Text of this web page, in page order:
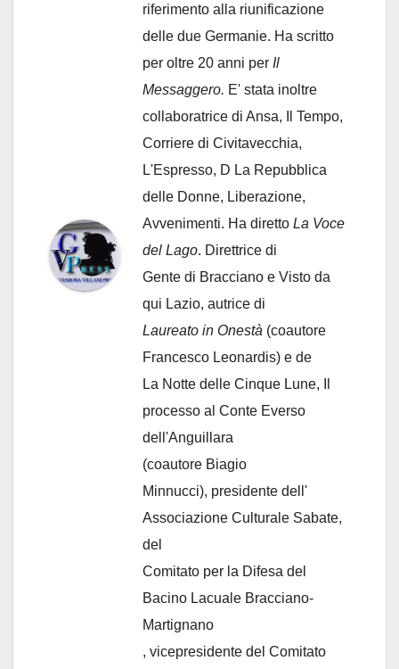
riferimento alla riunificazione
delle due Germanie. Ha scritto
per oltre 20 anni per Il
Messaggero. E' stata inoltre
collaboratrice di Ansa, Il Tempo,
Corriere di Civitavecchia,
L'Espresso, D La Repubblica
delle Donne, Liberazione,
Avvenimenti. Ha diretto La Voce
del Lago. Direttrice di
Gente di Bracciano e Visto da
qui Lazio, autrice di
Laureato in Onestà (coautore
Francesco Leonardis) e de
La Notte delle Cinque Lune, Il
processo al Conte Everso
dell'Anguillara
(coautore Biagio
Minnucci), presidente dell'
Associazione Culturale Sabate,
del
Comitato per la Difesa del
Bacino Lacuale Bracciano-
Martignano
, vicepresidente del Comitato